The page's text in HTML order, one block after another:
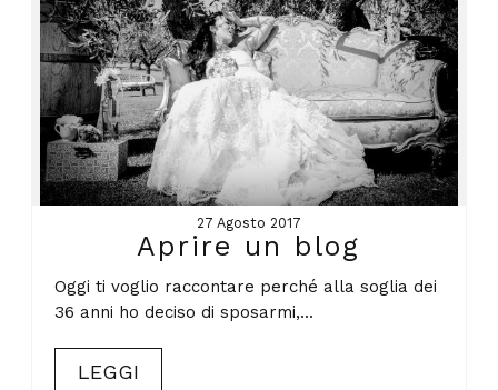
27 Agosto 2017
Aprire un blog
Oggi ti voglio raccontare perché alla soglia dei
36 anni ho deciso di sposarmi,...
LEGGI